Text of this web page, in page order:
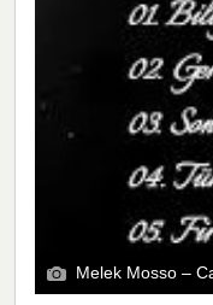
Melek Mosso –